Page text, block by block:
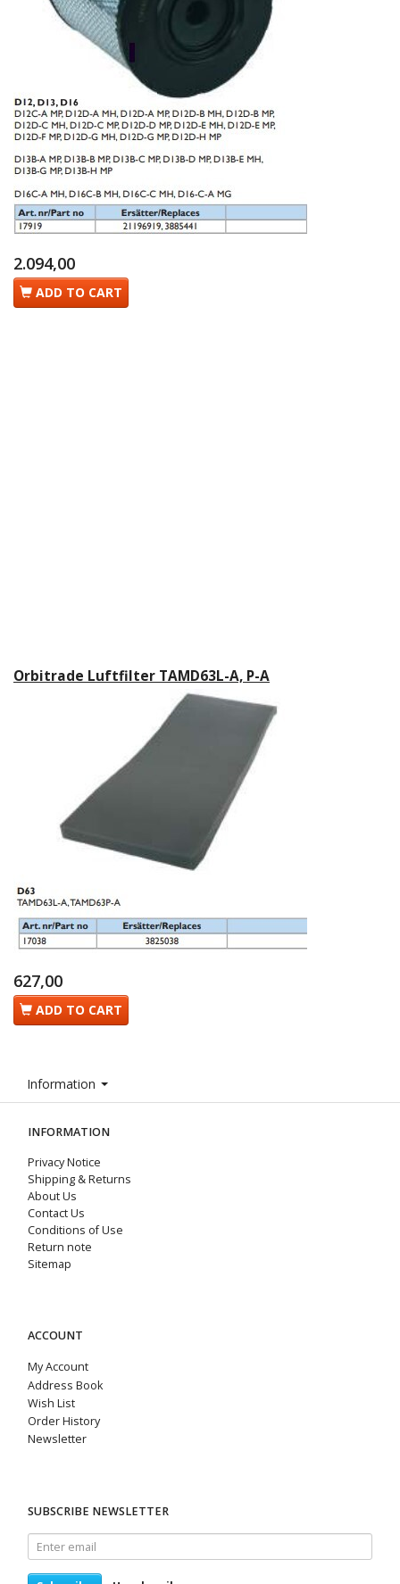
2.094,00
ADD TO CART
Orbitrade Luftfilter TAMD63L-A, P-A
627,00
ADD TO CART
Information
INFORMATION
Privacy Notice
Shipping & Returns
About Us
Contact Us
Conditions of Use
Return note
Sitemap
ACCOUNT
My Account
Address Book
Wish List
Order History
Newsletter
SUBSCRIBE NEWSLETTER
Enter
email